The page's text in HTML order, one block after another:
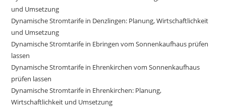
und Umsetzung
Dynamische Stromtarife in Denzlingen: Planung, Wirtschaftlichkeit
und Umsetzung
Dynamische Stromtarife in Ebringen vom Sonnenkaufhaus prüfen
lassen
Dynamische Stromtarife in Ehrenkirchen vom Sonnenkaufhaus
prüfen lassen
Dynamische Stromtarife in Ehrenkirchen: Planung,
Wirtschaftlichkeit und Umsetzung